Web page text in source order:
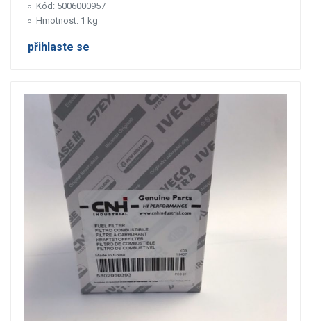
Kód: 5006000957
Hmotnost: 1 kg
přihlaste se